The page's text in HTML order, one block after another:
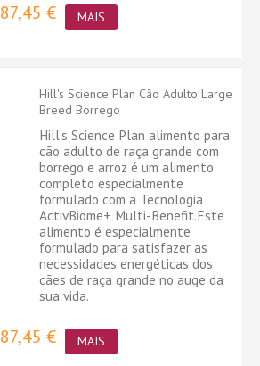
87,45 € MAIS
Hill's Science Plan Cão Adulto Large
Breed Borrego
Hill's Science Plan alimento para
cão adulto de raça grande com
borrego e arroz é um alimento
completo especialmente
formulado com a Tecnologia
ActivBiome+ Multi-Benefit.Este
alimento é especialmente
formulado para satisfazer as
necessidades energéticas dos
cães de raça grande no auge da
sua vida.
87,45 € MAIS